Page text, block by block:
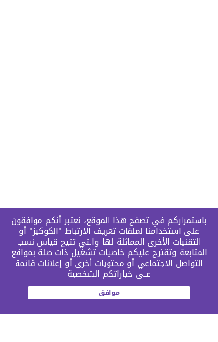
باستمراركم في تصفح هذا الموقع، نعتبر أنكم موافقون
على استخدامنا لملفات تعريف الارتباط "الكوكيز" أو
التقنيات الأخرى المماثلة لها والتي تتيح قياس نسب
المتابعة وتقترح عليكم خاصيات تشغيل ذات صلة بمواقع
التواصل الاجتماعي أو محتويات أخرى أو إعلانات قائمة
على خياراتكم الشخصية
موافق